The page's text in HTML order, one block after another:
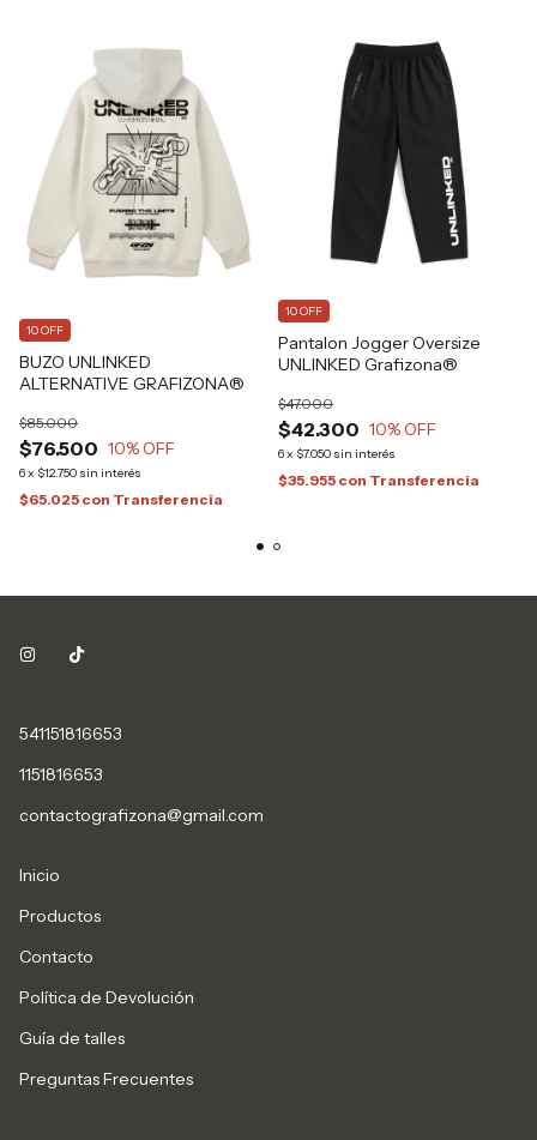
BUZO UNLINKED
ALTERNATIVE GRAFIZONA®
$76.500
$85.000
10% OFF
6x $12.750 sin interés
10 OFF
$65.025 con Transferencia
Pantalon Jogger Oversize
UNLINKED Grafizona®
$42.300
$47.000
10% OFF
6x $7.050 sin interés
10 OFF
$35.955 con Transferencia
541151816653
1151816653
contactografizona@gmail.com
Inicio
Productos
Contacto
Política de Devolución
Guía de talles
Preguntas Frecuentes